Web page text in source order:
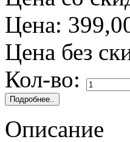
Цена:
Цена без
Кол-во:
Описание